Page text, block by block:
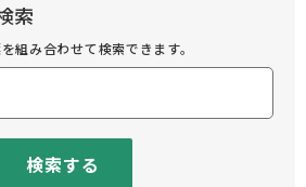
索
組み合わせて検索できます。
検索する